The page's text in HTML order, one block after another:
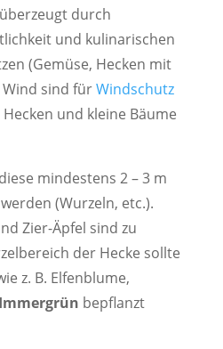
durch
und kulinarischen
(Gemüse, Hecken mit
sind fürWindschutz
und kleine Bäume
mindestens 2 – 3 m
(Wurzeln, etc.).
Zier-Äpfel sind zu
der Hecke sollte
z. B. Elfenblume,
Immergrün bepflanzt